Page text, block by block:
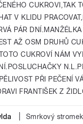
CUKROVI,TAK
V KLIDU
PÁR
AŽ OSM DRUHŮ
CUKROVÍ NÁM
PŘI PEČENÍ
FRANTIŠEK Z
Smrkový